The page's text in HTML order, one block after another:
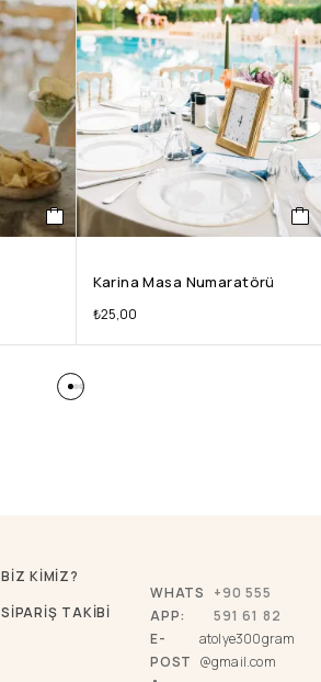
Karina Masa Numaratörü
₺25,00
BİZ KİMİZ?
SİPARİŞ TAKİBİ
WHATS
APP:
+90 555
591 61 82
E-
POST
atolye300gram
@gmail.com